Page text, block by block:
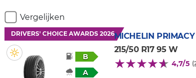
Vergelijken
DRIVERS' CHOICE AWARDS 2026
B
A
MICHELIN
215/50 R17 95 W
4,7/5